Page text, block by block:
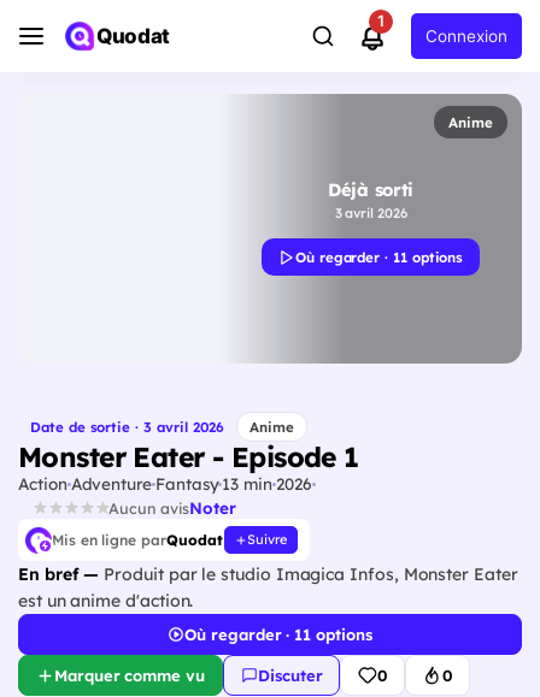
Quodat
1
Connexion
Anime
Déjà sorti
3 avril 2026
Où regarder · 11 options
Date de sortie · 3 avril 2026 Anime
Monster Eater - Episode 1
Action AdventureFantasy 13 min 2026
Aucun avisNoter
Mis en ligne parQuodat Suivre
En bref — Produit par le studio Imagica Infos, Monster Eater
est un anime d'action.
Où regarder · 11 options
Marquer comme vu Discuter 0 0